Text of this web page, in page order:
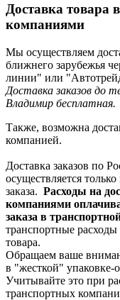
Доставка товара
компаниями
Мы осуществляем
ближнего зарубежья
линии" или
Доставка заказов до
Владимир бесплатная.
Также, возможна
компанией.
Доставка заказов по
осуществляется
заказа. Расходы на
компаниями
заказа в
транспортные
товара.
Обращаем ваше
в "жесткой" упаковке-
Учитывайте это при
транспортных